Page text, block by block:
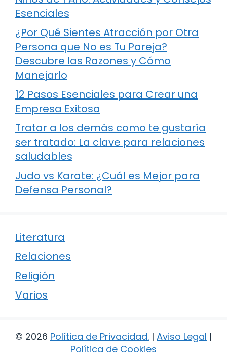
Esenciales
¿Por Qué Sientes Atracción por Otra
Persona que No es Tu Pareja?
Descubre las Razones y Cómo
Manejarlo
12 Pasos Esenciales para Crear una
Empresa Exitosa
Tratar a los demás como te gustaría
ser tratado: La clave para relaciones
saludables
Judo vs Karate: ¿Cuál es Mejor para
Defensa Personal?
Literatura
Relaciones
Religión
Varios
© 2026 Política de Privacidad. | Aviso Legal |
Política de Cookies